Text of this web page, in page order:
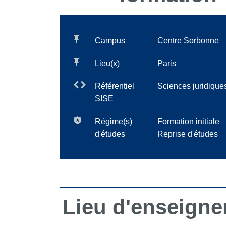
Campus Centre Sorbonne
Lieu(x) Paris
Référentiel
SISE
Sciences
Régime(s)
d'études
Formation initiale
Reprise d'études
Lieu